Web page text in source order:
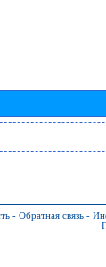
- Обратная связь -